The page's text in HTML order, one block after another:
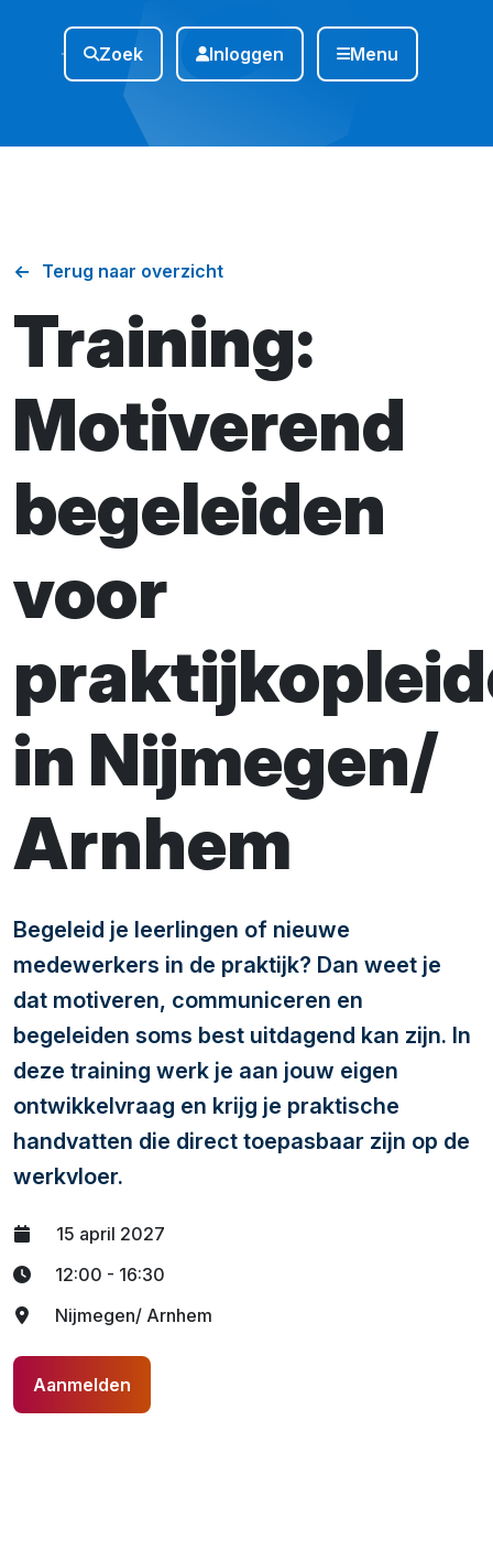
Zoek Inloggen Menu
Terug naar overzicht
Training:
Motiverend
begeleiden
voor
in Nijmegen/
Arnhem
Begeleid je leerlingen of nieuwe
medewerkers in de praktijk? Dan weet je
dat motiveren, communiceren en
begeleiden soms best uitdagend kan zijn. In
deze training werk je aan jouw eigen
ontwikkelvraag en krijg je praktische
handvatten die direct toepasbaar zijn op de
werkvloer.
15 april 2027
12:00 - 16:30
Nijmegen/ Arnhem
Aanmelden